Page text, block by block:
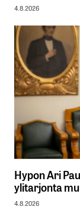
4.8.2026
Hypon Ari
ylitarjonta
4.8.2026